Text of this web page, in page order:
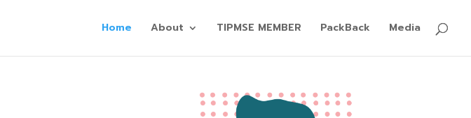
Home About TIPMSE MEMBER PackBack Media